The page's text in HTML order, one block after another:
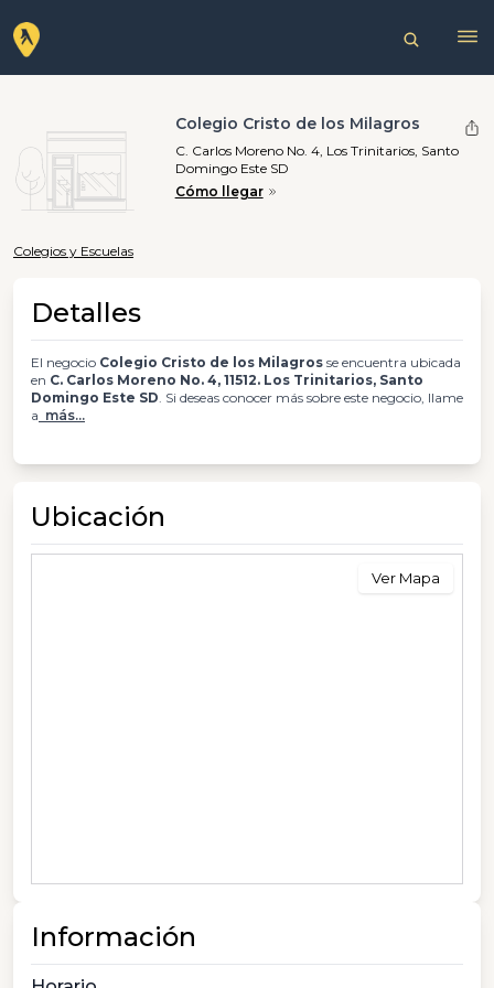
Colegio Cristo de los Milagros
C. Carlos Moreno No. 4, Los Trinitarios, Santo
Domingo Este SD
Cómo llegar
Colegios y Escuelas
Detalles
El negocio Colegio Cristo de los Milagros se encuentra ubicada
en C. Carlos Moreno No. 4, 11512. Los Trinitarios, Santo
Domingo Este SD. Si deseas conocer más sobre este negocio, llame
a más...
Ubicación
Ver Mapa
Información